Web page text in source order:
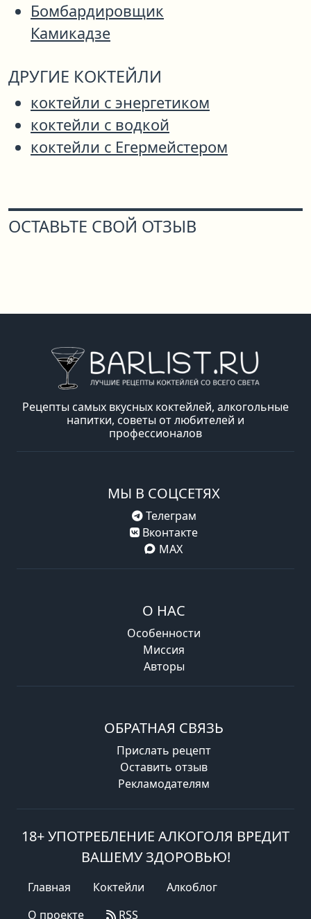
Бомбардировщик
Камикадзе
ДРУГИЕ КОКТЕЙЛИ
коктейли с энергетиком
коктейли с водкой
коктейли с Егермейстером
ОСТАВЬТЕ СВОЙ ОТЗЫВ
Рецепты самых вкусных коктейлей, алкогольные
напитки, советы от любителей и
профессионалов
МЫ В СОЦСЕТЯХ
Телеграм
Вконтакте
MAX
О НАС
Особенности
Миссия
Авторы
ОБРАТНАЯ СВЯЗЬ
Прислать рецепт
Оставить отзыв
Рекламодателям
18+ УПОТРЕБЛЕНИЕ АЛКОГОЛЯ ВРЕДИТ
ВАШЕМУ ЗДОРОВЬЮ!
Главная Коктейли
Алкоблог
О проекте
RSS